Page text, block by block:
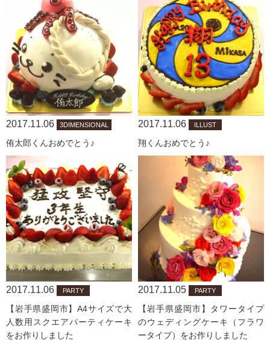
2017.11.06 3DIMENSIONAL
侑太郎くんおめでとう♪
2017.11.06 ILLUST
翔くんおめでとう♪
2017.11.06 PARTY
【岩手県盛岡市】A4サイズで大
人数用スクエアパーティケーキ
をお作りしました
2017.11.05 PARTY
【岩手県盛岡市】タワータイプ
のウェディングケーキ（フラワ
ータイプ）をお作りしました